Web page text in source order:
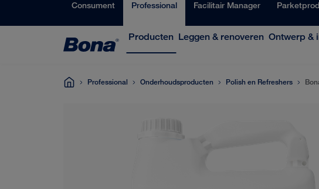
Consument Professional Facilitair Manager
Producten Leggen & renoveren Ontwerp &
Professional Onderhoudsproducten Polish en Refreshers